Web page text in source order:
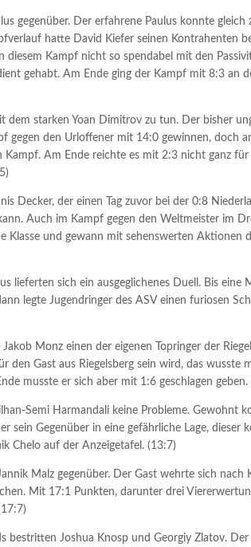
gegenüber. Der erfahrene Paulus konnte gleich
hatte David Kiefer seinen Kontrahenten
Kampf nicht so spendabel mit den
gehabt. Am Ende ging der Kampf mit 8:3 an
dem starken Yoan Dimitrov zu tun. Der bisher
gegen den Urloffener mit 14:0 gewinnen, doch
Am Ende reichte es mit 2:3 nicht ganz für
Decker, der einen Tag zuvor bei der 0:8
Auch im Kampf gegen den Weltmeister im
Klasse und gewann mit sehenswerten Aktionen
lieferten sich ein ausgeglichenes Duell. Bis
legte Jugendringer des ASV einen furiosen
Monz einen der eigenen Topringer der
den Gast aus Riegelsberg sein wird, das wusste
musste er sich aber mit 1:6 geschlagen geben.
Semi Harmandali keine Probleme. Gewohnt
sein Gegenüber in eine gefährliche Lage, dieser
Chelo auf der Anzeigetafel. (13:7)
Malz gegenüber. Der Gast wehrte sich nach
Mit 17:1 Punkten, darunter drei
bestritten Joshua Knosp und Georgiy Zlatov.